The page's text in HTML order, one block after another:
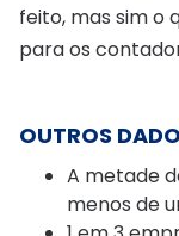
feito, mas sim o
para os
OUTROS
A metade
menos de